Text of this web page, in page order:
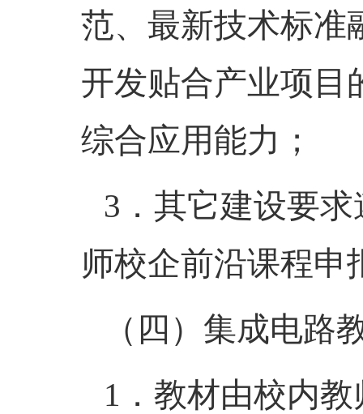
范、最新技术标准
开发贴合产业项目
综合应用能力；
3． 其它建设要
师校企前沿课程申
（四） 集成电路
1． 教材由校内